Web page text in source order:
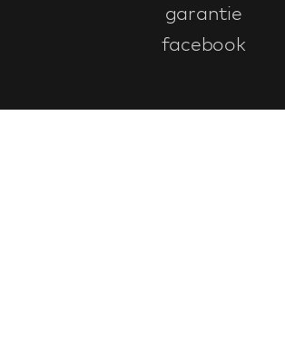
garantie
facebook
Klantenservice